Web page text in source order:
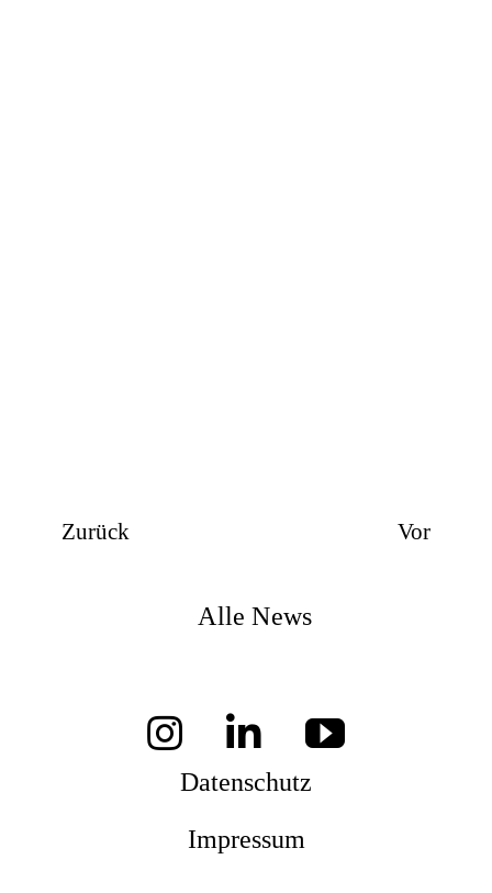
Zurück Vor
Alle News
Datenschutz
Impressum